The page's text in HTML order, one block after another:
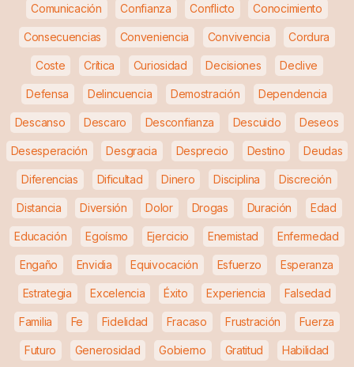
Comunicación Confianza Conflicto Conocimiento
Consecuencias Conveniencia Convivencia Cordura
Coste Crítica Curiosidad Decisiones Declive
Defensa Delincuencia Demostración Dependencia
Descanso Descaro Desconfianza Descuido Deseos
Desesperación Desgracia Desprecio Destino Deudas
Diferencias Dificultad Dinero Disciplina Discreción
Distancia Diversión Dolor Drogas Duración Edad
Educación Egoísmo Ejercicio Enemistad Enfermedad
Engaño Envidia Equivocación Esfuerzo Esperanza
Estrategia Excelencia Éxito Experiencia Falsedad
Familia Fe Fidelidad Fracaso Frustración Fuerza
Futuro Generosidad Gobierno Gratitud Habilidad